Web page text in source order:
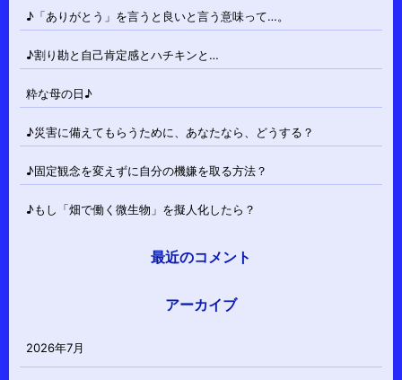
♪「ありがとう」を言うと良いと言う意味って…。
♪割り勘と自己肯定感とハチキンと…
粋な母の日♪
♪災害に備えてもらうために、あなたなら、どうする？
♪固定観念を変えずに自分の機嫌を取る方法？
♪もし「畑で働く微生物」を擬人化したら？
最近のコメント
アーカイブ
2026年7月